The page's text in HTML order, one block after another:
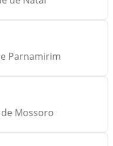
Parnamirim
Mossoro